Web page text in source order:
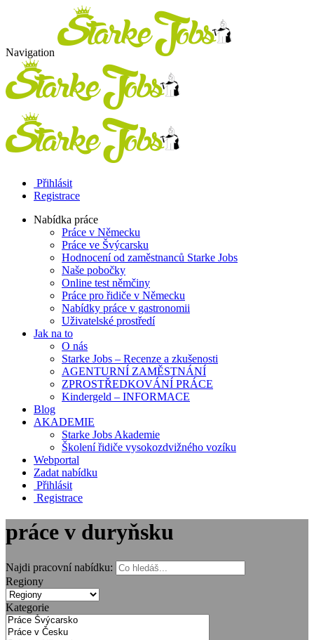
Navigation
Přihlásit
Registrace
Nabídka práce
Práce v Německu
Práce ve Švýcarsku
Hodnocení od zaměstnanců Starke Jobs
Naše pobočky
Online test němčiny
Práce pro řidiče v Německu
Nabídky práce v gastronomii
Uživatelské prostředí
Jak na to
O nás
Starke Jobs – Recenze a zkušenosti
AGENTURNÍ ZAMĚSTNÁNÍ
ZPROSTŘEDKOVÁNÍ PRÁCE
Kindergeld – INFORMACE
Blog
AKADEMIE
Starke Jobs Akademie
Školení řidiče vysokozdvižného vozíku
Webportal
Zadat nabídku
Přihlásit
Registrace
práce v duryňsku
Najdi pracovní nabídku:
Regiony
Kategorie